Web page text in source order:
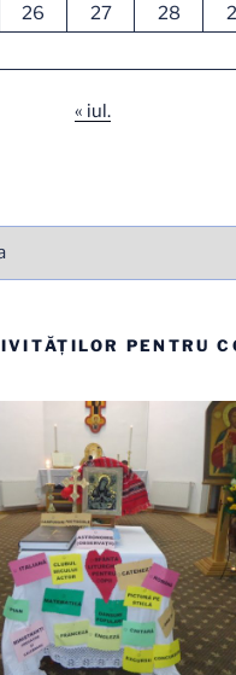
26 27 28
« iul.
PENTRU